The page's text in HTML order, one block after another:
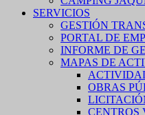
SERVICIOS
GESTIÓN
PORTAL DE
INFORME DE
MAPAS DE
OBRAS
CENTROS